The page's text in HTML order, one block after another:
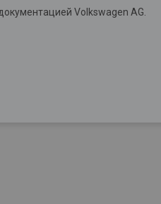
Volkswagen AG.